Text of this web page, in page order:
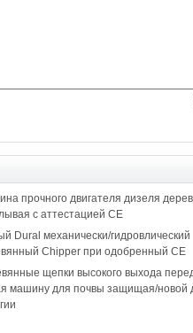
прочного двигателя дизеля
с аттестацией CE
Dural механически/гидровлический
Chipper при одобренный CE
щепки высокого выхода
машину для почвы защищая/новой